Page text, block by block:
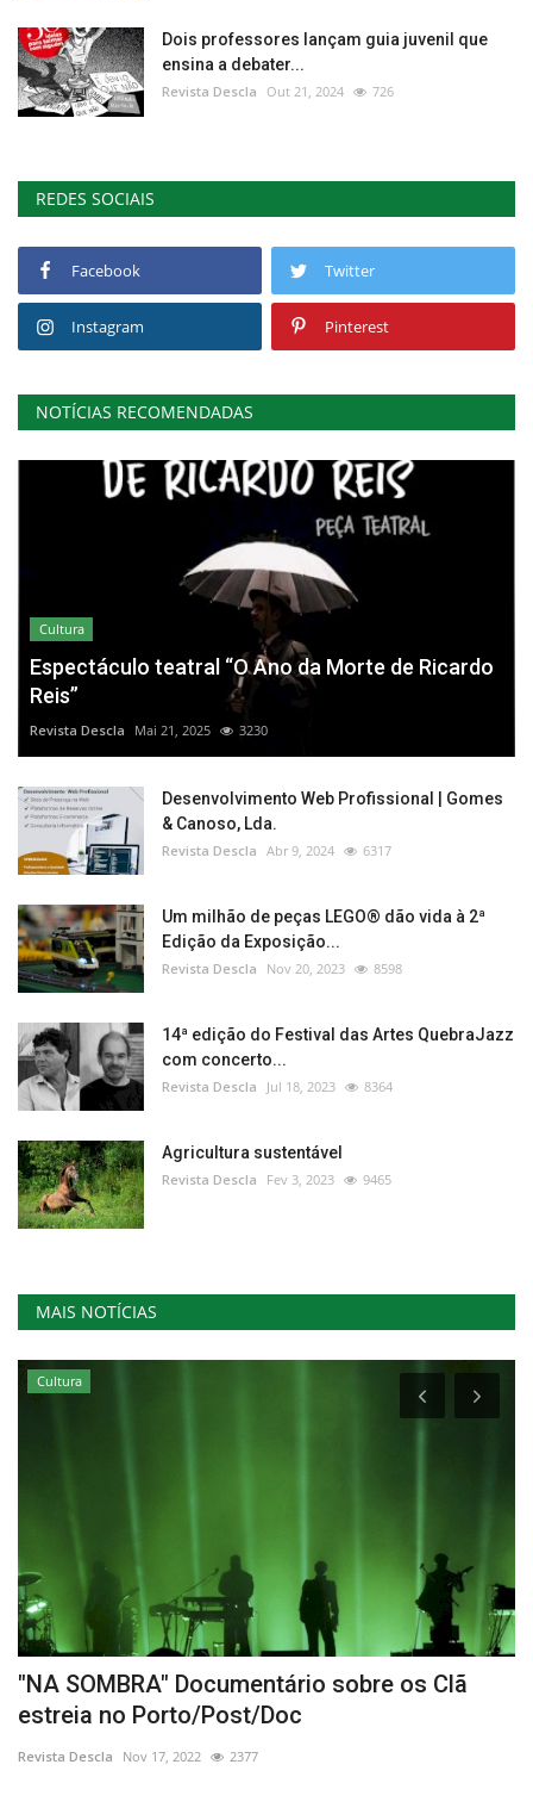
Dois professores lançam guia juvenil que
ensina a debater...
Revista Descla Out 21, 2024 726
REDES SOCIAIS
Facebook Twitter
Instagram Pinterest
NOTÍCIAS RECOMENDADAS
Cultura
Espectáculo teatral “O Ano da Morte de Ricardo
Reis”
Revista Descla Mai 21, 2025 3230
Desenvolvimento Web Profissional | Gomes
& Canoso, Lda.
Revista Descla Abr 9, 2024 6317
Um milhão de peças LEGO® dão vida à 2ª
Edição da Exposição...
Revista Descla Nov 20, 2023 8598
14ª edição do Festival das Artes QuebraJazz
com concerto...
Revista Descla Jul 18, 2023 8364
Agricultura sustentável
Revista Descla Fev 3, 2023 9465
MAIS NOTÍCIAS
Cultura
"NA SOMBRA" Documentário sobre os Clã
estreia no Porto/Post/Doc
Revista Descla Nov 17, 2022 2377